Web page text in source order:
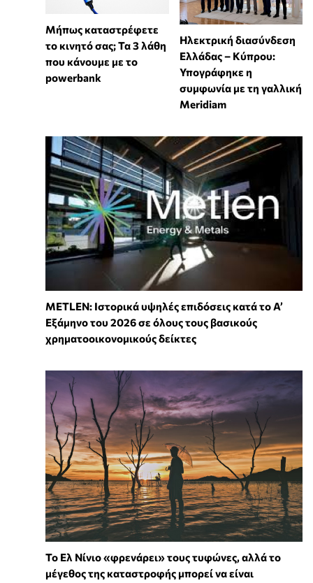
Μήπως καταστρέφετε
το κινητό σας; Τα 3 λάθη
που κάνουμε με το
powerbank
Ηλεκτρική διασύνδεση
Ελλάδας – Κύπρου:
Υπογράφηκε η
συμφωνία με τη γαλλική
Meridiam
METLEN: Ιστορικά υψηλές επιδόσεις κατά το Α’
Εξάμηνο του 2026 σε όλους τους βασικούς
χρηματοοικονομικούς δείκτες
Το Ελ Νίνιο «φρενάρει» τους τυφώνες, αλλά το
μέγεθος της καταστροφής μπορεί να είναι